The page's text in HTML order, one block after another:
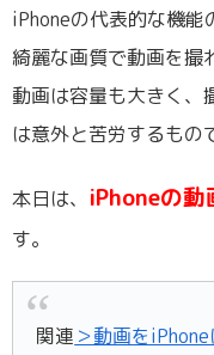
iPhoneの代表的な機能
綺麗な画質で動画を撮
動画は容量も大きく、
は意外と苦労するもの
本日は、 iPhoneの
す。
関連 ＞動画を